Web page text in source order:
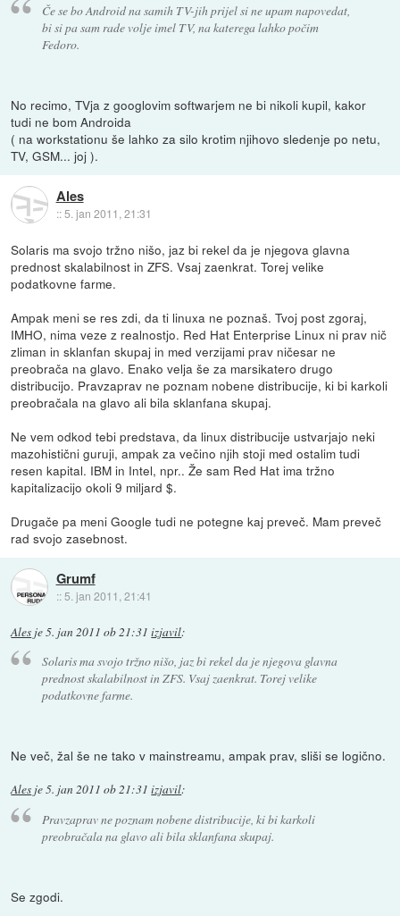
Če se bo Android na samih TV-jih prijel si ne upam napovedat,
bi si pa sam rade volje imel TV, na katerega lahko počim
Fedoro.
No recimo, TVja z googlovim softwarjem ne bi nikoli kupil, kakor
tudi ne bom Androida
( na workstationu še lahko za silo krotim njihovo sledenje po netu,
TV, GSM... joj ).
Ales
::5. jan 2011, 21:31
Solaris ma svojo tržno nišo, jaz bi rekel da je njegova glavna
prednost skalabilnost in ZFS. Vsaj zaenkrat. Torej velike
podatkovne farme.
Ampak meni se res zdi, da ti linuxa ne poznaš. Tvoj post zgoraj,
IMHO, nima veze z realnostjo. Red Hat Enterprise Linux ni prav nič
zliman in sklanfan skupaj in med verzijami prav ničesar ne
preobrača na glavo. Enako velja še za marsikatero drugo
distribucijo. Pravzaprav ne poznam nobene distribucije, ki bi karkoli
preobračala na glavo ali bila sklanfana skupaj.
Ne vem odkod tebi predstava, da linux distribucije ustvarjajo neki
mazohistični guruji, ampak za večino njih stoji med ostalim tudi
resen kapital. IBM in Intel, npr.. Že sam Red Hat ima tržno
kapitalizacijo okoli 9 miljard $.
Drugače pa meni Google tudi ne potegne kaj preveč. Mam preveč
rad svojo zasebnost.
Grumf
:: 5. jan 2011, 21:41
Ales je5. jan 2011 ob 21:31 izjavil:
Solaris ma svojo tržno nišo, jaz bi rekel da je njegova glavna
prednost skalabilnost in ZFS. Vsaj zaenkrat. Torej velike
podatkovne farme.
Ne več, žal še ne tako v mainstreamu, ampak prav, sliši se logično.
Ales je5. jan 2011 ob 21:31 izjavil:
Pravzaprav ne poznam nobene distribucije, ki bi karkoli
preobračala na glavo ali bila sklanfana skupaj.
Se zgodi.